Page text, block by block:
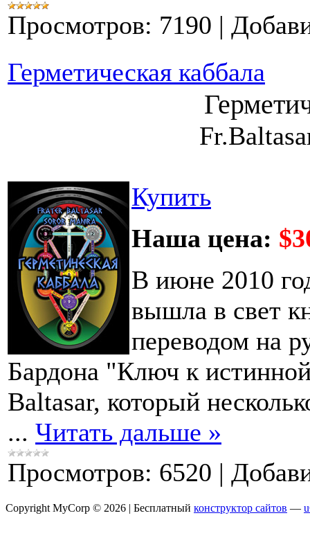
Просмотров: 7190 |
Герметическая каббала
Купить
Наша цена:
В июне 2010
вышла в свет
переводом на
Бардона "Ключ к
Baltasar, который
... Читать дальше »
Просмотров: 6520 |
Copyright MyCorp © 2026 | Бесплатный конструктор сайтов —